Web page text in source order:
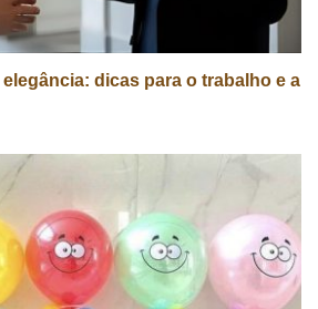
dicas para o trabalho e a